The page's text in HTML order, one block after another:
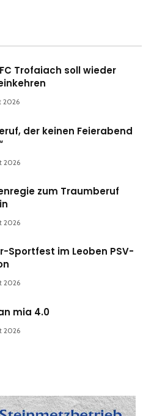
Trofaiach soll wieder
2026
der keinen Feierabend
2026
zum Traumberuf
2026
Sportfest im Leoben PSV-
2026
mia 4.0
2026